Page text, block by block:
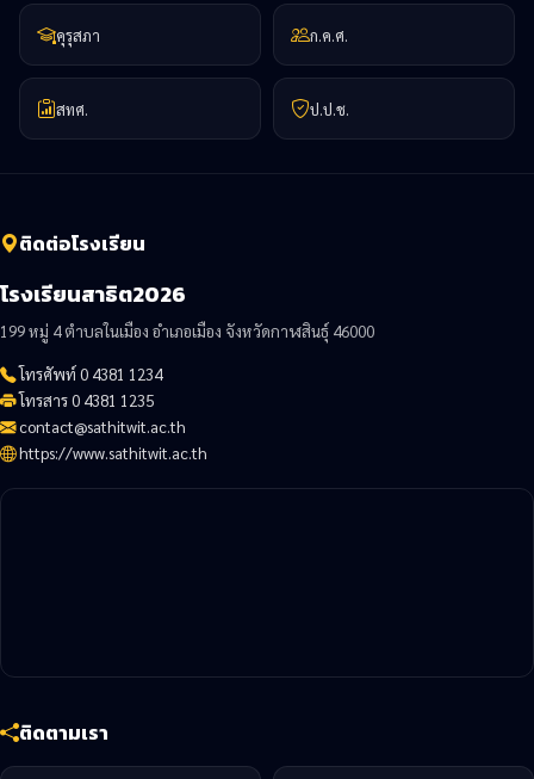
คุรุสภา ก.ค.ศ.
สทศ. ป.ป.ช.
ติดต่อโรงเรียน
โรงเรียนสาธิต2026
199 หมู่ 4 ตำบลในเมือง อำเภอเมือง จังหวัดกาฬสินธุ์ 46000
โทรศัพท์ 0 4381 1234
โทรสาร 0 4381 1235
contact@sathitwit.ac.th
https://www.sathitwit.ac.th
ติดตามเรา